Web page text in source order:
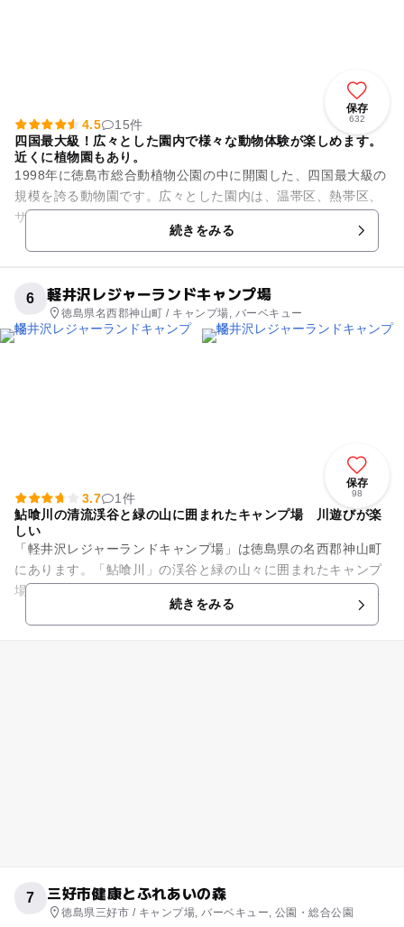
保存
632
4.5
15件
四国最大級！広々とした園内で様々な動物体験が楽しめます。
近くに植物園もあり。
1998年に徳島市総合動植物公園の中に開園した、四国最大級の
規模を誇る動物園です。広々とした園内は、温帯区、熱帯区、
サバンナ区、寒帯区、こども動物園の5つのエリアが設けら
れ、各地域に暮す動物を分...続きをみる
6 軽井沢レジャーランドキャンプ場
徳島県名西郡神山町 / キャンプ場, バーベキュー
保存
98
3.7
1件
鮎喰川の清流渓谷と緑の山に囲まれたキャンプ場 川遊びが楽
しい
「軽井沢レジャーランドキャンプ場」は徳島県の名西郡神山町
にあります。「鮎喰川」の渓谷と緑の山々に囲まれたキャンプ
場です。河原と木立の中にテントサイトがあります。木立の中
は栗やクヌギなどがあります...続きをみる
7 三好市健康とふれあいの森
徳島県三好市 / キャンプ場, バーベキュー, 公園・総合公園